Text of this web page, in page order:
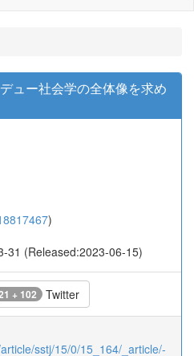
ュー社会学の全体像を求め
)
31 (Released:2023-06-15)
+ 102 Twitter
sstj/15/0/15_164/_article/-